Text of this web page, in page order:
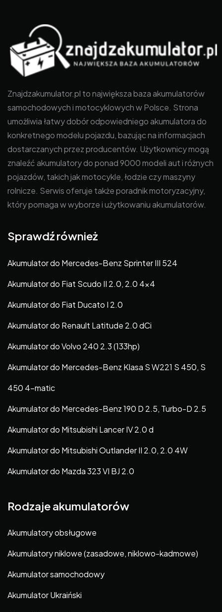
Znajdzakumulator.pl to największa baza akumulatorów
samochodowych i motocyklowych w Polsce. Strona
umożliwia łatwy dobór odpowiedniego akumulatora do
konkretnego modelu pojazdu, bazując na informacjach
dostarczanych przez producentów. Użytkownicy mogą
znaleźć akumulatory do ponad 9000 modeli aut i różnych
pojazdów, takich jak motocykle, łodzie czy maszyny
rolnicze. Serwis oferuje także poradnik motoryzacyjny,
który pomaga w wyborze i użytkowaniu akumulatorów.
Sprawdź również
Akumulator do Mercedes-Benz Sprinter III 524
Akumulator do Fiat Scudo II 2.0, 2.0 4×4
Akumulator do Fiat Ducato I 2.0
Akumulator do Renault Latitude 2.0 dCi
Akumulator do Volvo 240 2.3 (133hp)
Akumulator do Mercedes-Benz Klasa S W221 S 450, S
450 4-matic
Akumulator do Mercedes-Benz 190 D 2.5, Turbo-D 2.5
Akumulator do Mitsubishi Lancer IV 2.0 d
Akumulator do Mitsubishi Outlander II 2.0, 2.0 4W
Akumulator do Mazda 323 VI BJ 2.0
Rodzaje akumulatorów
Akumulatory obsługowe
Akumulatory niklowe (zasadowe, niklowo-kadmowe)
Akumulator samochodowy
Akumulator Ukraiński